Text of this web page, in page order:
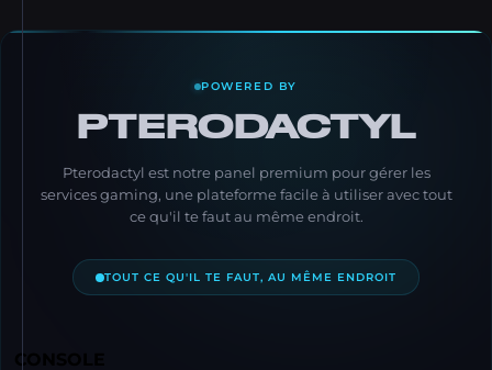
POWERED BY
PTERODACTYL
Pterodactyl est notre panel premium pour gérer les
services gaming, une plateforme facile à utiliser avec tout
ce qu'il te faut au même endroit.
TOUT CE QU'IL TE FAUT, AU MÊME ENDROIT